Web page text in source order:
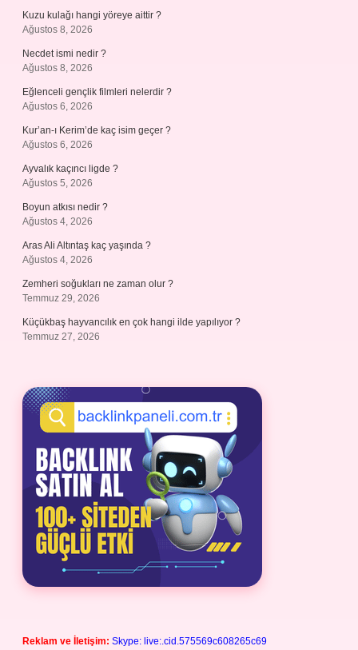
Kuzu kulağı hangi yöreye aittir ?
Ağustos 8, 2026
Necdet ismi nedir ?
Ağustos 8, 2026
Eğlenceli gençlik filmleri nelerdir ?
Ağustos 6, 2026
Kur’an-ı Kerim’de kaç isim geçer ?
Ağustos 6, 2026
Ayvalık kaçıncı ligde ?
Ağustos 5, 2026
Boyun atkısı nedir ?
Ağustos 4, 2026
Aras Ali Altıntaş kaç yaşında ?
Ağustos 4, 2026
Zemheri soğukları ne zaman olur ?
Temmuz 29, 2026
Küçükbaş hayvancılık en çok hangi ilde yapılıyor ?
Temmuz 27, 2026
Reklam ve İletişim: Skype: live:.cid.575569c608265c69